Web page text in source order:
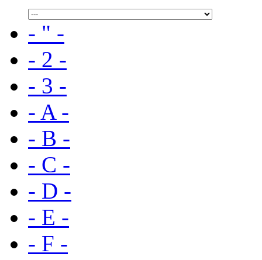
- " -
- 2 -
- 3 -
- A -
- B -
- C -
- D -
- E -
- F -